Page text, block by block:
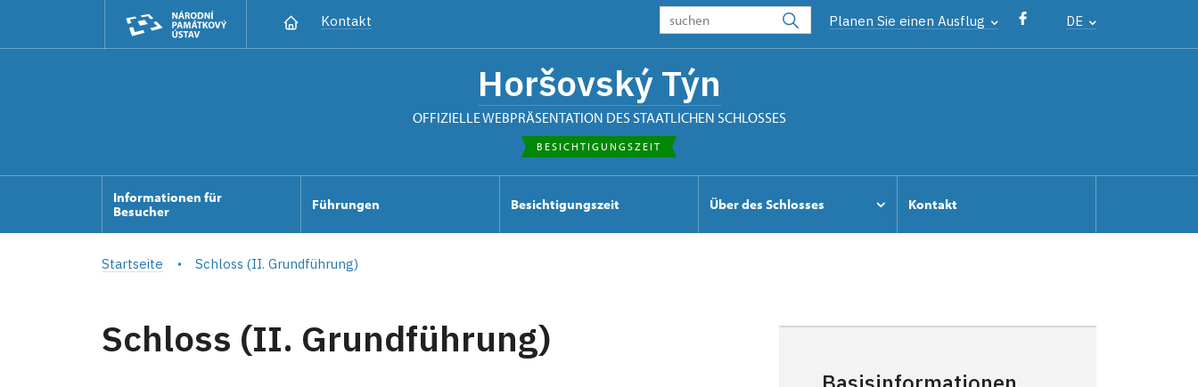
Kontakt Planen Sie einen Ausflug DE
Horšovský Týn
OFFIZIELLE WEBPRÄSENTATION DES STAATLICHEN SCHLOSSES
BESICHTIGUNGSZEIT
Informationen für
Besucher
Führungen Besichtigungszeit Über des Schlosses Kontakt
Startseite Schloss (II. Grundführung)
Schloss (II. Grundführung)